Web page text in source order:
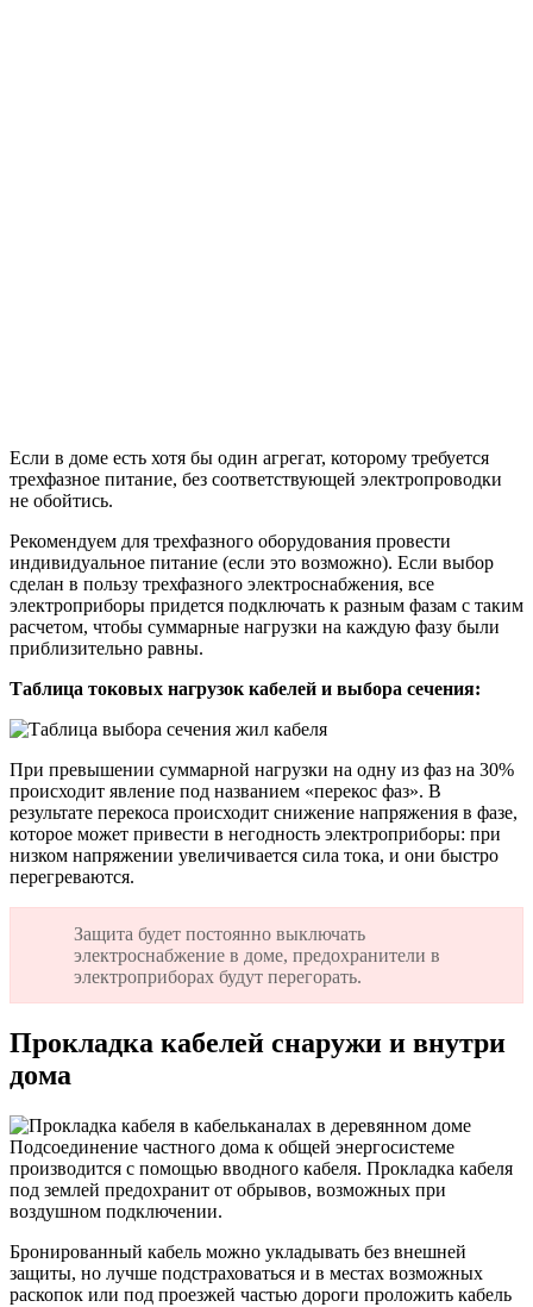
Если в доме есть хотя бы один агрегат, которому требуется
трехфазное питание, без соответствующей электропроводки
не обойтись.
Рекомендуем для трехфазного оборудования провести
индивидуальное питание (если это возможно). Если выбор
сделан в пользу трехфазного электроснабжения, все
электроприборы придется подключать к разным фазам с таким
расчетом, чтобы суммарные нагрузки на каждую фазу были
приблизительно равны.
Таблица токовых нагрузок кабелей и выбора сечения:
При превышении суммарной нагрузки на одну из фаз на 30%
происходит явление под названием «перекос фаз». В
результате перекоса происходит снижение напряжения в фазе,
которое может привести в негодность электроприборы: при
низком напряжении увеличивается сила тока, и они быстро
перегреваются.
Защита будет постоянно выключать
электроснабжение в доме, предохранители в
электроприборах будут перегорать.
Прокладка кабелей снаружи и внутри
дома
Подсоединение частного дома к общей энергосистеме
производится с помощью вводного кабеля. Прокладка кабеля
под землей предохранит от обрывов, возможных при
воздушном подключении.
Бронированный кабель можно укладывать без внешней
защиты, но лучше подстраховаться и в местах возможных
раскопок или под проезжей частью дороги проложить кабель